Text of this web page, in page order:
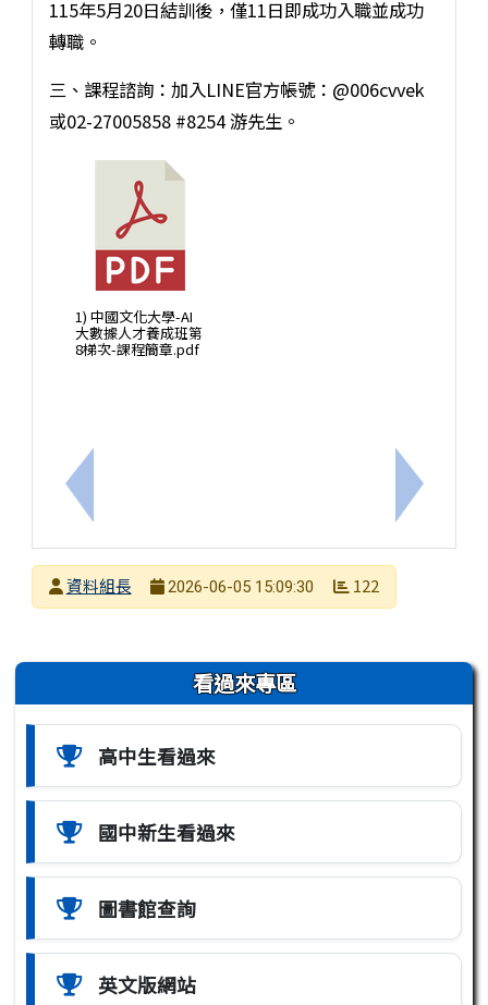
上一筆：『高中營隊』國立中山大學社會科學院「
115年5月20日結訓後，僅11日即成功入職並成功
轉職。
三、課程諮詢：加入LINE官方帳號：@006cvvek
或02-27005858 #8254 游先生。
1) 中國文化大學-AI
大數據人才養成班第
8梯次-課程簡章.pdf
下一筆：
發布者
資料組長
2026-06-05 15:09:30 122
左邊區域內容 看過來專區
高中生看過來
國中新生看過來
圖書館查詢
英文版網站